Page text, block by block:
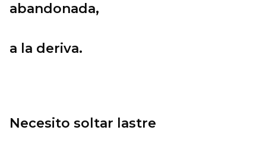
abandonada,
a la deriva.
Necesito soltar lastre